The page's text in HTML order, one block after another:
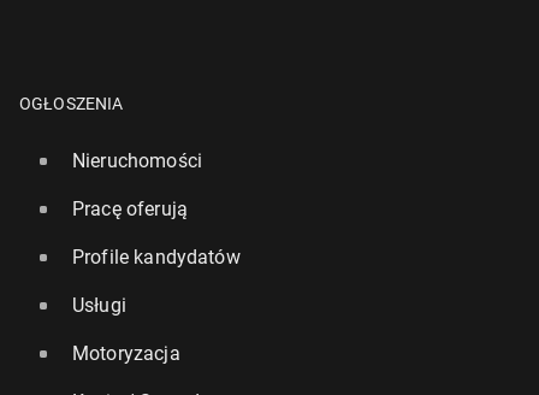
OGŁOSZENIA
Nieruchomości
Pracę oferują
Profile kandydatów
Usługi
Motoryzacja